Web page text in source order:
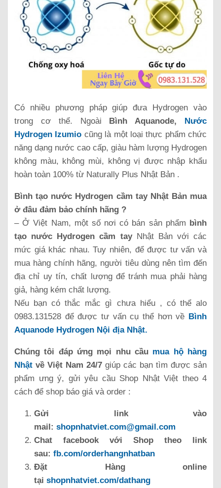
Có nhiều phương pháp giúp đưa Hydrogen vào
trong cơ thể. Ngoài Bình Aquanode,
Nước
Hydrogen Izumio cũng là một loại thực phẩm chức
năng dạng nước cao cấp, giàu hàm lượng Hydrogen
không màu, không mùi, không vị được nhập khẩu
hoàn toàn 100% từ Naturally Plus Nhật Bản .
Bình tạo nước Hydrogen cầm tay Nhật Bản mua
ở đâu đảm bảo chính hãng ?
– Ở Việt Nam, một số nơi có bán sản phẩm bình
tạo nước Hydrogen cầm tayNhật Bản với các
mức giá khác nhau. Tuy nhiên, để được tư vấn và
mua hàng chính hãng, người tiêu dùng nên tìm đến
địa chỉ uy tín, chất lượng để tránh mua phải hàng
giả, hàng kém chất lượng.
Nếu bạn có thắc mắc gì chưa hiểu , có thể alo
0983.131528 để được tư vấn cụ thể hơn về Bình
Aquanode Hydrogen Nội địa Nhật.
Chúng tôi đáp ứng mọi nhu cầu mua hộ hàng
Nhật về Việt Nam 24/7 giúp các bạn tìm được sản
phẩm ưng ý, gửi yêu cầu Shop Nhật Việt theo 4
cách để shop báo giá và order :
Gửi link vào
mail: shopnhatviet.com@gmail.com
Chat facebook với Shop theo link
sau: fb.com/orderhangnhatban
Đặt Hàng online
tại shopnhatviet.com/dathang